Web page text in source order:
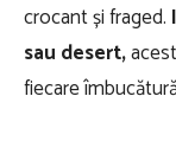
crocant și fraged.
sau desert,
fiecare